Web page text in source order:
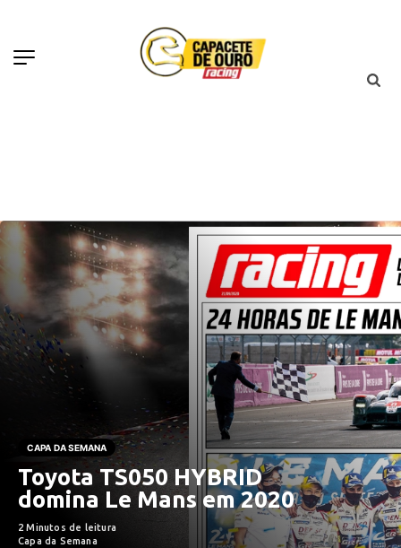
CAPA DA SEMANA
Toyota TS050 HYBRID
domina Le Mans em 2020
2 Minutos de leitura
Capa da Semana